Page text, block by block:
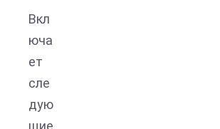
Вкл
юча
ет
сле
дую
щие